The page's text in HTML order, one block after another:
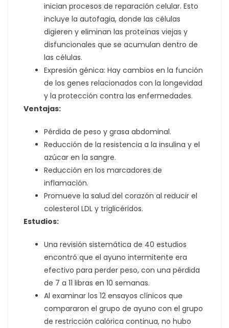
inician procesos de reparación celular. Esto
incluye la autofagia, donde las células
digieren y eliminan las proteínas viejas y
disfuncionales que se acumulan dentro de
las células.
Expresión génica: Hay cambios en la función
de los genes relacionados con la longevidad
y la protección contra las enfermedades.
Ventajas:
Pérdida de peso y grasa abdominal.
Reducción de la resistencia a la insulina y el
azúcar en la sangre.
Reducción en los marcadores de
inflamación.
Promueve la salud del corazón al reducir el
colesterol LDL y triglicéridos.
Estudios:
Una revisión sistemática de 40 estudios
encontró que el ayuno intermitente era
efectivo para perder peso, con una pérdida
de 7 a 11 libras en 10 semanas.
Al examinar los 12 ensayos clínicos que
compararon el grupo de ayuno con el grupo
de restricción calórica continua, no hubo